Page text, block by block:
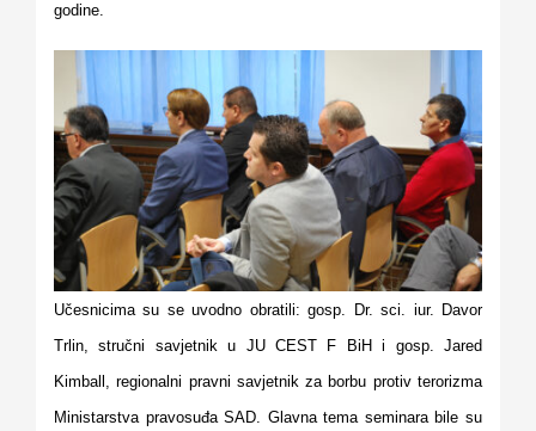
godine.
Učesnicima su se uvodno obratili: gosp. Dr. sci. iur. Davor
Trlin, stručni savjetnik u JU CEST F BiH i gosp. Jared
Kimball, regionalni pravni savjetnik za borbu protiv terorizma
Ministarstva pravosuđa SAD. Glavna tema seminara bile su